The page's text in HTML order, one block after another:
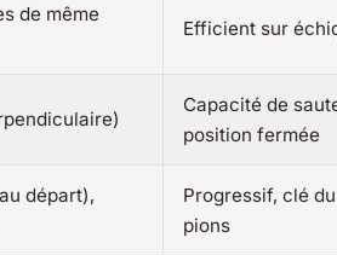
de même
Efficient sur
Capacité de
position fermée
départ),
Progressif, clé
pions